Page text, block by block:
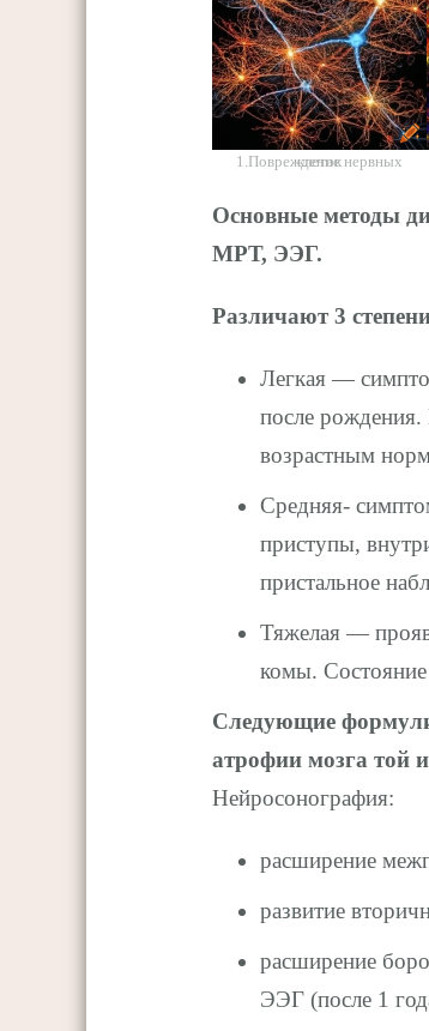
1.Повреждение нервных клеток
Основные методы
МРТ, ЭЭГ.
Различают 3
Легкая —
после рождения.
возрастным
Средняя-
приступы,
пристальное
Тяжелая —
комы. Состояние
Следующие
атрофии мозга той
Нейросонография:
расширение
развитие
расширение
ЭЭГ (после 1